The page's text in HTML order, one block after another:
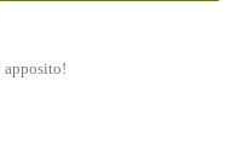
apposito!